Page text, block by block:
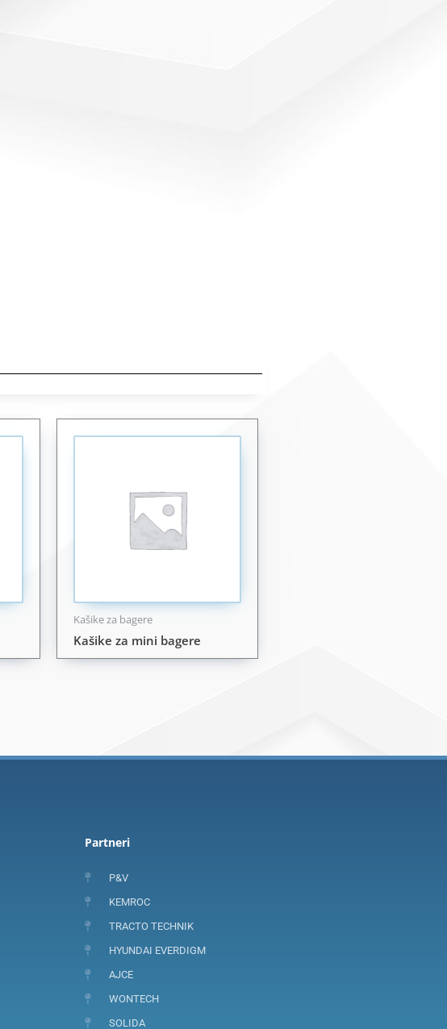
Kašike za bagere
Kašike za mini bagere
Partneri
P&V
KEMROC
TRACTO TECHNIK
HYUNDAI EVERDIGM
AJCE
WONTECH
SOLIDA